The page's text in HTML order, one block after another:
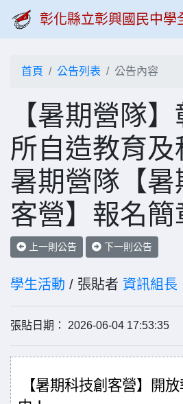
彰化縣立彰興國民中學
首頁 公告列表 公告內容
【暑期營隊
所自造教育及
暑期營隊【暑
客營】報名簡
上一則公告 下一則公告
學生活動 / 張貼者 資訊組長
張貼日期： 2026-06-04 17:53:35
【暑期科技創客營】開